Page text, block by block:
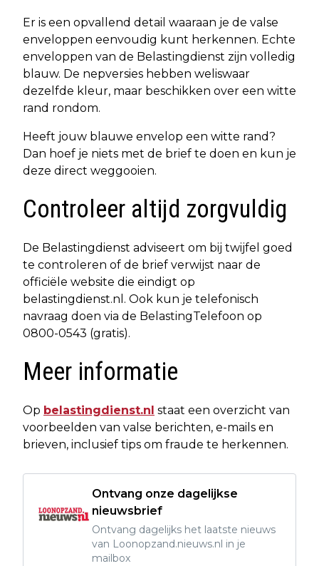
Er is een opvallend detail waaraan je de valse
enveloppen eenvoudig kunt herkennen. Echte
enveloppen van de Belastingdienst zijn volledig
blauw. De nepversies hebben weliswaar
dezelfde kleur, maar beschikken over een witte
rand rondom.
Heeft jouw blauwe envelop een witte rand?
Dan hoef je niets met de brief te doen en kun je
deze direct weggooien.
Controleer altijd zorgvuldig
De Belastingdienst adviseert om bij twijfel goed
te controleren of de brief verwijst naar de
officiële website die eindigt op
belastingdienst.nl. Ook kun je telefonisch
navraag doen via de BelastingTelefoon op
0800-0543 (gratis).
Meer informatie
Op belastingdienst.nl staat een overzicht van
voorbeelden van valse berichten, e-mails en
brieven, inclusief tips om fraude te herkennen.
Ontvang onze dagelijkse
nieuwsbrief
Ontvang dagelijks het laatste nieuws
van Loonopzand.nieuws.nl in je
mailbox